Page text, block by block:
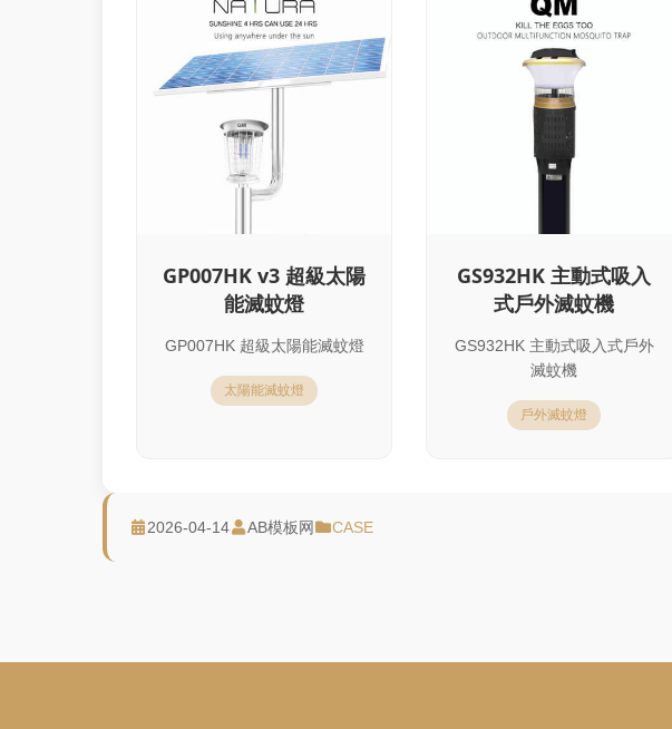
GP007HK v3 超級太陽
能滅蚊燈
GP007HK 超級太陽能滅蚊燈
太陽能滅蚊燈
GS932HK 主動式吸入
式戶外滅蚊機
GS932HK 主動式吸入式戶外
滅蚊機
戶外滅蚊燈
2026-04-14 AB模板网 CASE